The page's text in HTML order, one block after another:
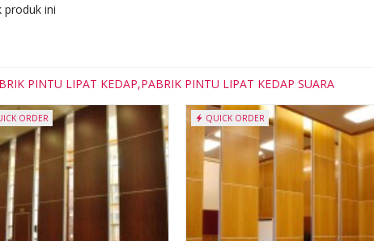
ini
PINTU LIPAT KEDAP,PABRIK PINTU LIPAT KEDAP SUARA
ORDER QUICK ORDER